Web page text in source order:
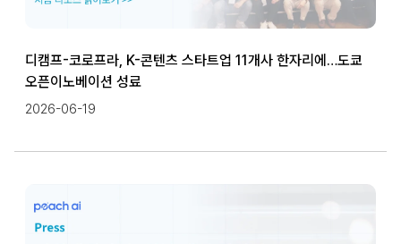
디캠프-코로프라, K-콘텐츠 스타트업 11개사 한자리에…도쿄
오픈이노베이션 성료
2026-06-19